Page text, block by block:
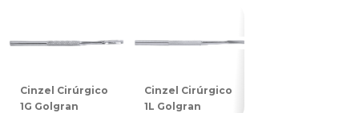
Cinzel Cirúrgico
1G Golgran
Cinzel Cirúrgico
1L Golgran